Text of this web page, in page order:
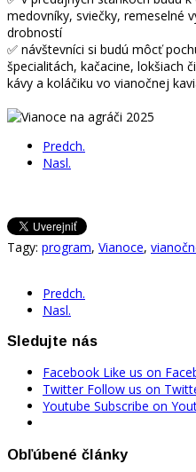
medovníky, sviečky, remeselné
drobností
✅ návštevníci si budú môcť
špecialitách, kačacine, lokšiach
kávy a koláčiku vo vianočnej
Predch.
Nasl.
Tagy: program, Vianoce,
Predch.
Nasl.
Sledujte nás
Facebook Like us on
Twitter Follow us on
Youtube Subscribe on
Obľúbené články